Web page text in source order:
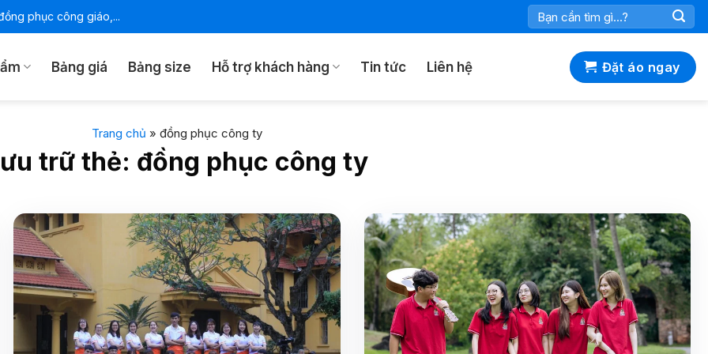
phục công giáo,...
Tìm
kiếm:
Bảng giá Bảng size Hỗ trợ khách hàng Tin tức Liên hệ Đặt áo ngay
Trang chủ » đồng phục công ty
trữ thẻ: đồng phục công ty